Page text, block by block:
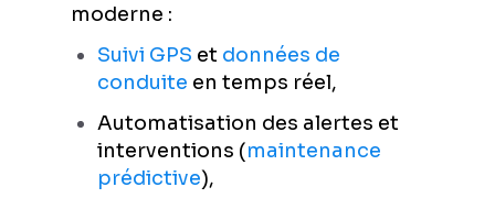
moderne :
Suivi GPS et données de
conduite en temps réel,
Automatisation des alertes et
interventions (maintenance
prédictive),